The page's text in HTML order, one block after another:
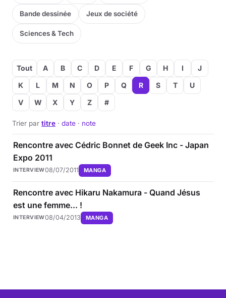
Bande dessinée Jeux de société
Sciences & Tech
Tout A B C D E F G H I
J
K
L M N O P Q R S T
U
V
W X Y Z #
Trier par titre · date · note
Rencontre avec Cédric Bonnet de Geek Inc - Japan
Expo 2011
INTERVIEW08/07/2011 MANGA
Rencontre avec Hikaru Nakamura - Quand Jésus
est une femme... !
INTERVIEW08/04/2013 MANGA